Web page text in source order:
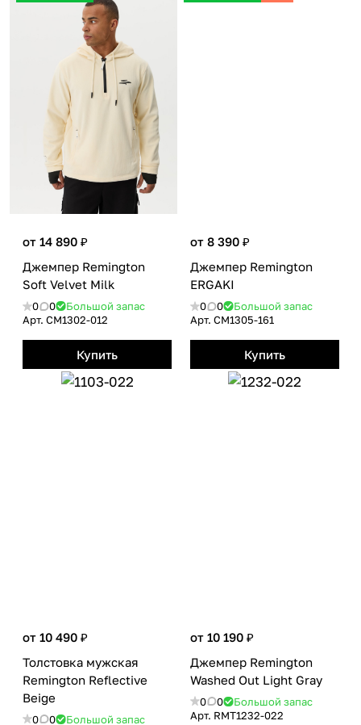
от 14 890 ₽
Джемпер Remington
Soft Velvet Milk
0 0
Большой запас
Арт. CM1302-012
Купить
от 8 390 ₽
Джемпер Remington
ЕRGAKI
0 0
Большой запас
Арт. CM1305-161
Купить
от 10 490 ₽
Толстовка мужская
Remington Reflective
Beige
0 0 Большой запас
от 10 190 ₽
Джемпер Remington
Washed Out Light Gray
0 0
Большой запас
Арт. RMТ1232-022